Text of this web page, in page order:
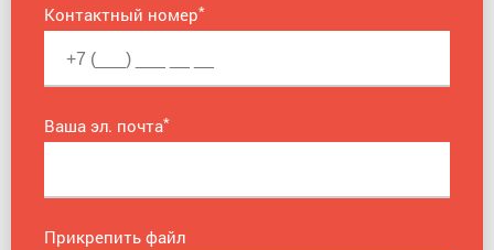
Контактный номер*
Ваша эл. почта*
Прикрепить файл